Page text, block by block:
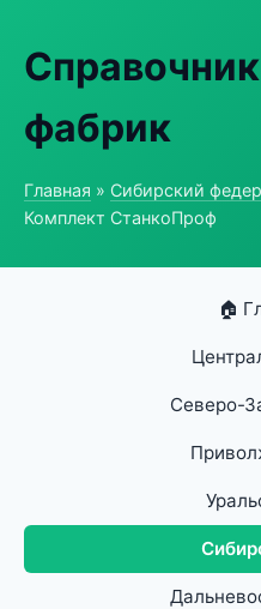
фабрик
Главная » Сибирский
Комплект СтанкоПроф
🏠
Северо-